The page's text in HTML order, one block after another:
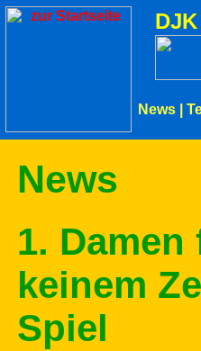
News
News
1.
keinem
Spiel